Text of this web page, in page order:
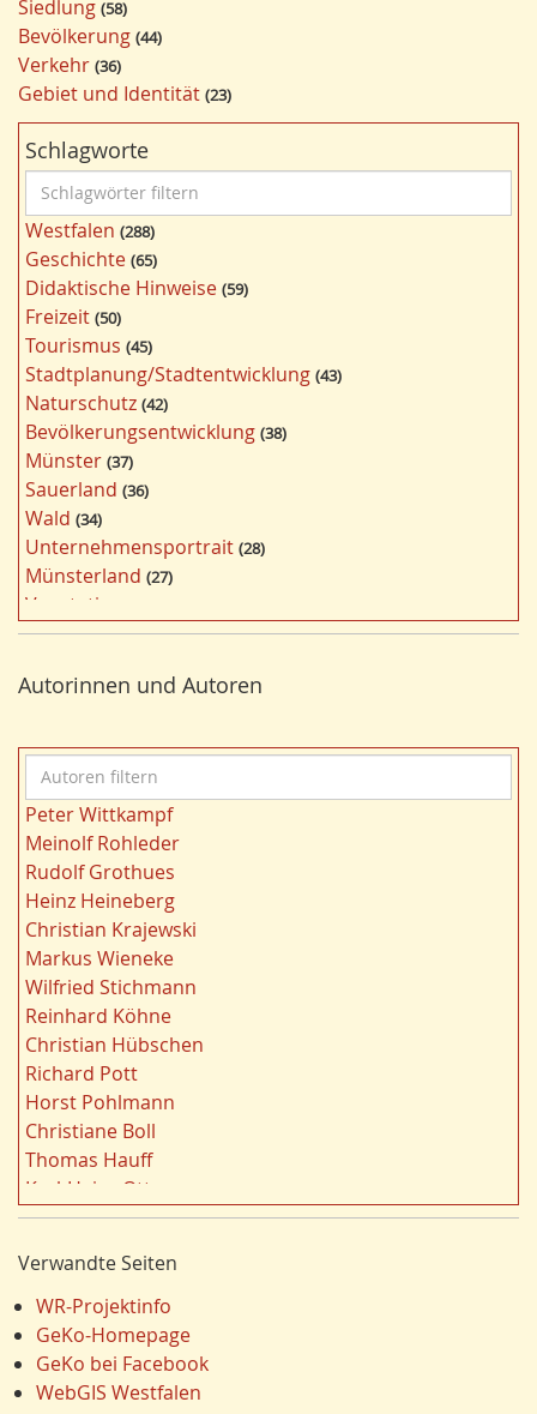
Siedlung 58
Bevölkerung 44
Verkehr 36
Gebiet und Identität 23
Schlagworte
c
h
l
a
g
w
ö
r
t
e
r
f
i
l
t
e
r
n
Westfalen 288
Geschichte 65
Didaktische Hinweise 59
Freizeit 50
Tourismus 45
Stadtplanung/Stadtentwicklung 43
Naturschutz 42
Bevölkerungsentwicklung 38
Münster 37
Sauerland 36
Wald 34
Unternehmensportrait 28
Münsterland 27
Vegetation
Nordrhein-Westfalen 25
Bildung 24
Kultur 22
Kulturlandschaft
Wohnen 21
Gewässer 21
Migration/Wanderung
Strukturwandel
Wahl 20
Städtebau 20
Ländliche Entwicklung
Ruhrgebiet 20
Landschaft 19
Siedlung/Siedlungsgeschichte
Demographischer Wandel
Geologie 19
Dortmund 18
Fauna 17
Energie/Energiewirtschaft 17
Klima/Klimawandel
Hydrogeologie
Schienenverkehr
Einzelhandel 15
LEADER 15
Autorinnen und Autoren
u
t
o
r
e
n
f
i
l
t
e
r
n
Peter Wittkampf
Meinolf Rohleder
Rudolf Grothues
Heinz Heineberg
Christian Krajewski
Markus Wieneke
Wilfried Stichmann
Reinhard Köhne
Christian Hübschen
Richard Pott
Horst Pohlmann
Christiane Boll
Thomas Hauff
Karl-Heinz Otto
Carola Bischoff
Jürgen Lethmate
Rudolf Bergmann
Hans-Werner Wehling
Klaus Temlitz
Stefan Harnischmacher
Verwandte Seiten
WR-Projektinfo
GeKo-Homepage
GeKo bei Facebook
WebGIS Westfalen